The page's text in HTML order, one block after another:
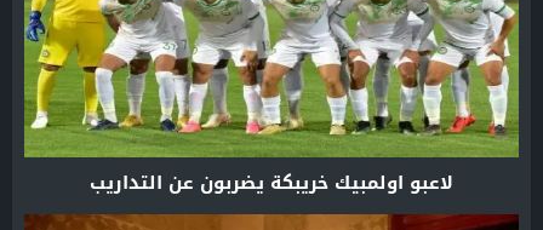
لاعبو اولمبيك خريبكة يضربون عن التداريب